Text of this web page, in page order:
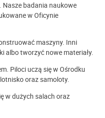
badania naukowe
w Oficynie
maszyny. Inni
albo tworzyć nowe materiały.
Piloci uczą się w Ośrodku
oraz samoloty.
w dużych salach oraz